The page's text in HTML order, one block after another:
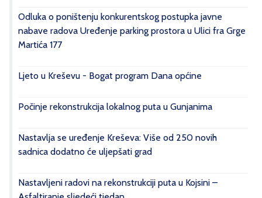
Odluka o poništenju konkurentskog postupka javne
nabave radova Uređenje parking prostora u Ulici fra Grge
Martića 177
Ljeto u Kreševu - Bogat program Dana općine
Počinje rekonstrukcija lokalnog puta u Gunjanima
Nastavlja se uređenje Kreševa: Više od 250 novih
sadnica dodatno će uljepšati grad
Nastavljeni radovi na rekonstrukciji puta u Kojsini –